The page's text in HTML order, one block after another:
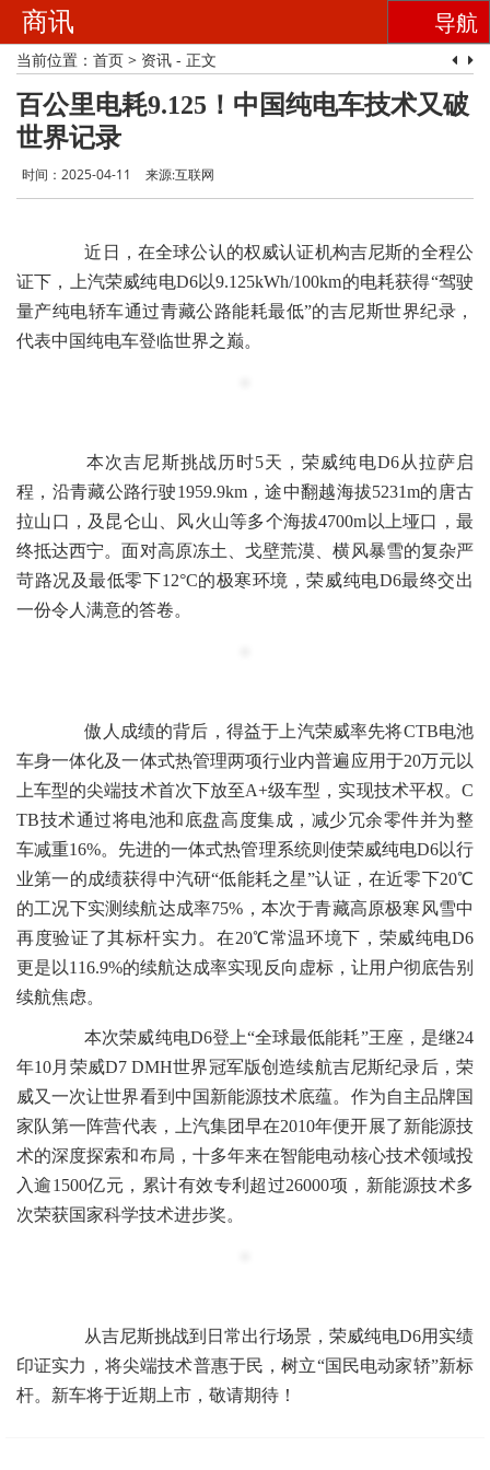
商讯 导航
当前位置： 首页 > 资讯 - 正文
百公里电耗9.125！中国纯电车技术又破
世界记录
时间：2025-04-11 来源:互联网
近日，在全球公认的权威认证机构吉尼斯的全程公
证下，上汽荣威纯电D6以9.125kWh/100km的电耗获得“驾驶
量产纯电轿车通过青藏公路能耗最低”的吉尼斯世界纪录，
代表中国纯电车登临世界之巅。
本次吉尼斯挑战历时5天，荣威纯电D6从拉萨启
程，沿青藏公路行驶1959.9km，途中翻越海拔5231m的唐古
拉山口 ，及昆仑山、风火山等多个海拔4700m以上垭口，最
终抵达西宁。面对高原冻土、戈壁荒漠、横风暴雪的复杂严
苛路况及最低零下12°C的极寒环境，荣威纯电D6最终交出
一份令人满意的答卷。
傲人成绩的背后，得益于上汽荣威率先将CTB电池
车身一体化及一体式热管理两项行业内普遍应用于20万元以
上车型的尖端技术首次下放至A+级车型，实现技术平权。C
TB技术通过将电池和底盘高度集成，减少冗余零件并为整
车减重16%。先进的一体式热管理系统则使荣威纯电D6以行
业第一的成绩获得中汽研“低能耗之星”认证，在近零下20℃
的工况下实测续航达成率75% ，本次于青藏高原极寒风雪中
再度验证了其标杆实力。在20℃常温环境下，荣威纯电D6
更是以116.9%的续航达成率实现反向虚标，让用户彻底告别
续航焦虑。
本次荣威纯电D6登上“全球最低能耗”王座，是继24
年10月荣威D7 DMH世界冠军版创造续航吉尼斯纪录后，荣
威又一次让世界看到中国新能源技术底蕴。作为自主品牌国
家队第一阵营代表，上汽集团早在2010年便开展了新能源技
术的深度探索和布局，十多年来在智能电动核心技术领域投
入逾1500亿元，累计有效专利超过26000项 ，新能源技术多
次荣获国家科学技术进步奖。
从吉尼斯挑战到日常出行场景，荣威纯电D6用实绩
印证实力，将尖端技术普惠于民，树立“国民电动家轿”新标
杆。新车将于近期上市，敬请期待！